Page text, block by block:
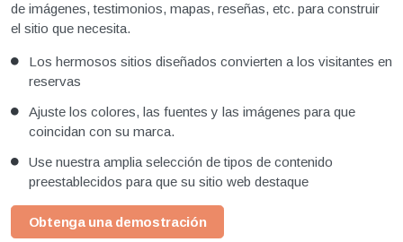
de imágenes, testimonios, mapas, reseñas, etc. para construir
el sitio que necesita.
Los hermosos sitios diseñados convierten a los visitantes en
reservas
Ajuste los colores, las fuentes y las imágenes para que
coincidan con su marca.
Use nuestra amplia selección de tipos de contenido
preestablecidos para que su sitio web destaque
Obtenga una demostración